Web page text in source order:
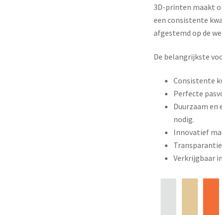
3D-printen maakt
een consistente
afgestemd op de
De belangrijkste
Consistente
Perfecte
Duurzaam
nodig.
Innovatief
Verkrijgbaar